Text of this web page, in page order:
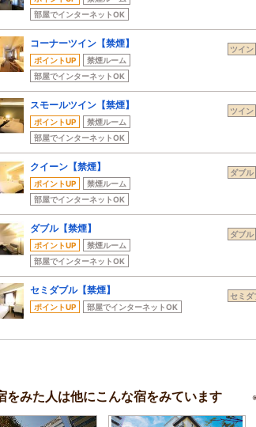
部屋でインターネットOK
コーナーツイン【禁煙】
ポイントUP
禁煙ルーム
部屋でインターネットOK
ツイン
スモールツイン【禁煙】
ポイントUP
禁煙ルーム
部屋でインターネットOK
ツイン
クイーン【禁煙】
ポイントUP
禁煙ルーム
部屋でインターネットOK
ダブル
ダブル【禁煙】
ポイントUP
禁煙ルーム
部屋でインターネットOK
ダブル
セミダブル【禁煙】
ポイントUP 部屋でインターネットOK
セミダ
をみた人は他にこんな宿をみています